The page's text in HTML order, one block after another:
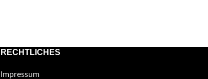
RECHTLICHES
Impressum